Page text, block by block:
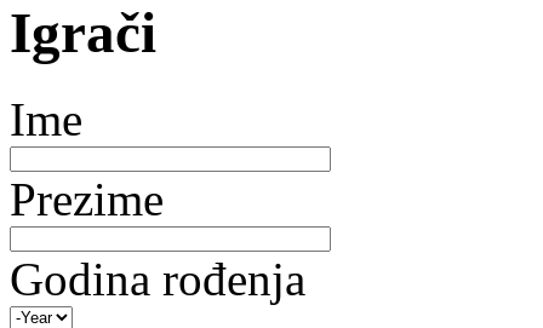
Igrači
Ime
Prezime
Godina rođenja